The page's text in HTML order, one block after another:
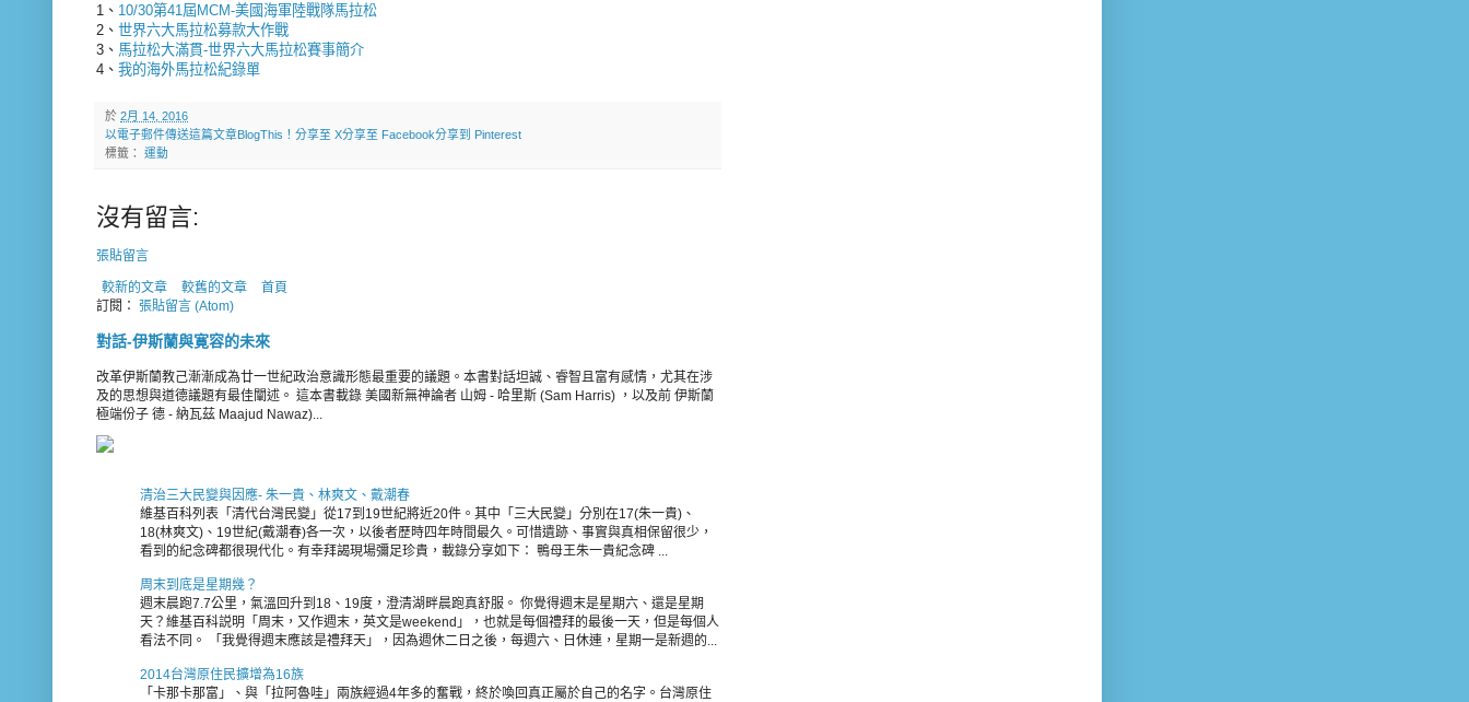
1、 10/30第41屆MCM-美國海軍陸戰隊馬拉松
2、 世界六大馬拉松募款大作戰
3、 馬拉松大滿貫-世界六大馬拉松賽事簡介
4、 我的海外馬拉松紀錄單
於 2月 14, 2016
以電子郵件傳送這篇文章BlogThis！ 分享至 X分享至 Facebook分享到 Pinterest
標籤： 運動
沒有留言:
張貼留言
較新的文章 較舊的文章
首頁
訂閱： 張貼留言 (Atom)
對話-伊斯蘭與寛容的未來
改革伊斯蘭教己漸漸成為廿一世紀政治意識形態最重要的議題。本書對話坦誠、睿智且富有感情，尤其在涉
及的思想與道德議題有最佳闡述。 這本書載錄 美國新無神論者 山姆 - 哈里斯 (Sam Harris) ，以及前 伊斯蘭
極端份子 德 - 納瓦茲 Maajud Nawaz)...
清治三大民變與因應- 朱一貴、林爽文、戴潮春
維基百科列表「清代台灣民變」從17到19世紀將近20件。其中「三大民變」分別在17(朱一貴)、
18(林爽文)、19世紀(戴潮春)各一次，以後者歷時四年時間最久。可惜遺跡、事實與真相保留很少，
看到的紀念碑都很現代化。有幸拜謁現場彌足珍貴，載錄分享如下： 鴨母王朱一貴紀念碑 ...
周末到底是星期幾？
週末晨跑7.7公里，氣溫回升到18、19度，澄清湖畔晨跑真舒服。 你覺得週末是星期六、還是星期
天？維基百科説明「周末，又作週末，英文是weekend」，也就是每個禮拜的最後一天，但是每個人
看法不同。 「我覺得週末應該是禮拜天」，因為週休二日之後，每週六、日休連，星期一是新週的...
2014台灣原住民擴增為16族
「卡那卡那富」、與「拉阿魯哇」兩族經過4年多的奮戰，終於喚回真正屬於自己的名字。台灣原住